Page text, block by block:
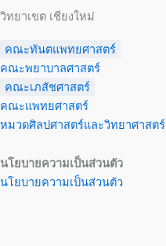
วิทยาเขต เชียงใหม่
คณะทันตแพทยศาสตร์
คณะพยาบาลศาสตร์
คณะเภสัชศาสตร์
คณะแพทยศาสตร์
หมวดศิลปศาสตร์และวิทยาศาสตร์
นโยบายความเป็นส่วนตัว
นโยบายความเป็นส่วนตัว